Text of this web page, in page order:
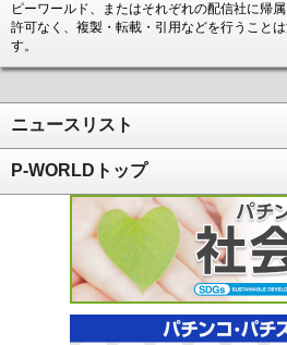
ピーワールド、またはそれぞれの配信社に帰
許可なく、複製・転載・引用などを行うこと
す。
ニュースリスト
P-WORLDトップ